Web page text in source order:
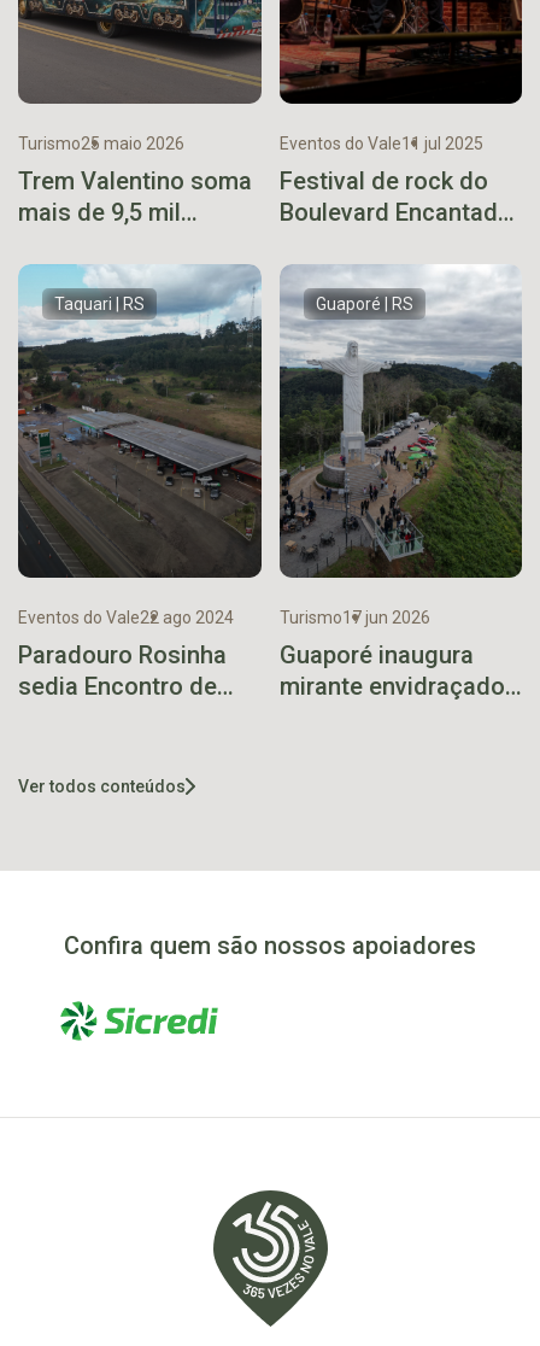
Turismo25 maio 2026
Trem Valentino soma
mais de 9,5 mil
2024
Eventos do Vale11 jul 2025
Festival de rock do
Boulevard Encantado
sábado
Taquari | RS
Eventos do Vale22 ago 2024
Paradouro Rosinha
sedia Encontro de
Guaporé | RS
Turismo17 jun 2026
Guaporé inaugura
mirante envidraçado
Ver todos conteúdos
Confira quem são nossos apoiadores